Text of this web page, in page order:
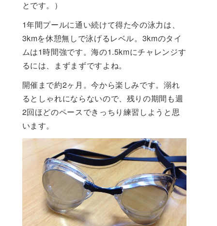
とです。）
1年間プールに通い続けて得た今の泳力は、
3kmを休憩無しで泳げるレベル。3kmのタイ
ムは1時間強です。海の1.5kmにチャレンジす
るには、まずまずですよね。
開催まで約2ヶ月。今から楽しみです。溺れ
るとしゃれにならないので、残りの期間も週
2回ほどのペースできっちり練習しようと思
います。